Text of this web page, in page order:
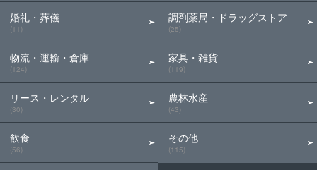
婚礼・葬儀
(11)
物流・運輸・倉庫
(124)
リース・レンタル
(30)
飲食
(56)
調剤薬局・ドラッグストア
(25)
家具・雑貨
(119)
農林水産
(43)
その他
(115)